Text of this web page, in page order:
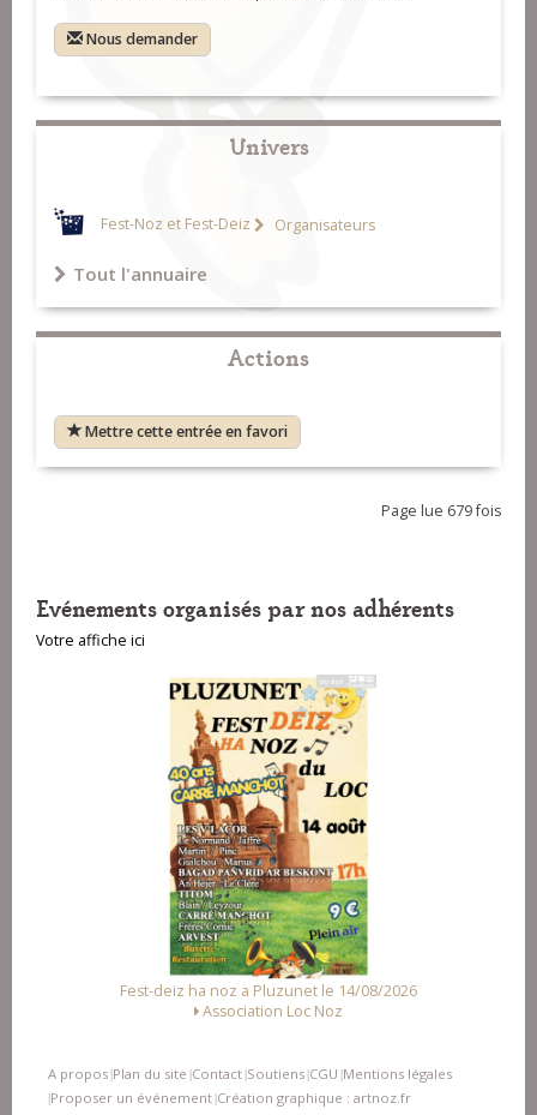
Nous demander
Univers
Fest-Noz et Fest-Deiz Organisateurs
Tout l'annuaire
Actions
Mettre cette entrée en favori
Page lue 679 fois
Evénements organisés par nos adhérents
Votre affiche ici
Fest-deiz ha noz a Pluzunet le 14/08/2026
Association Loc Noz
A propos Plan du site Contact Soutiens CGU Mentions légales
Proposer un événement Création graphique : artnoz.fr